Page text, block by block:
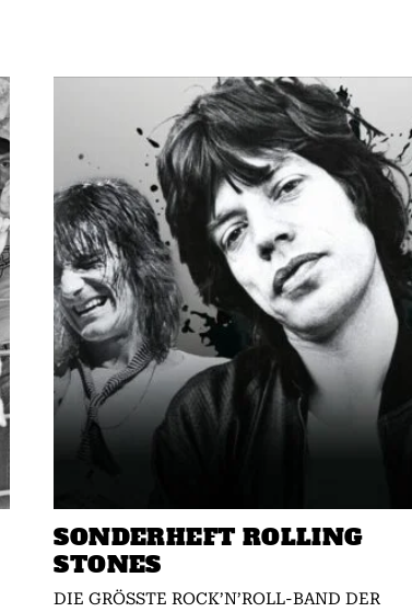
SONDERHEFT ROLLING
STONES
DIE GRÖSSTE ROCK’N’ROLL-BAND DER